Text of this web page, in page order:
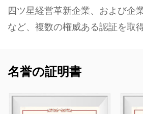
四ツ星経営革新企業、および企
など、複数の権威ある認証を取
手、耐食性ポンプなど、化学用
す。当社の製品ポートフォリオ
名誉の証明書